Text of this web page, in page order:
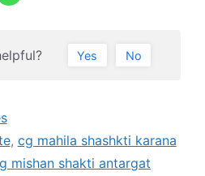
Yes No
, cg mahila shashkti karana
mishan shakti antargat